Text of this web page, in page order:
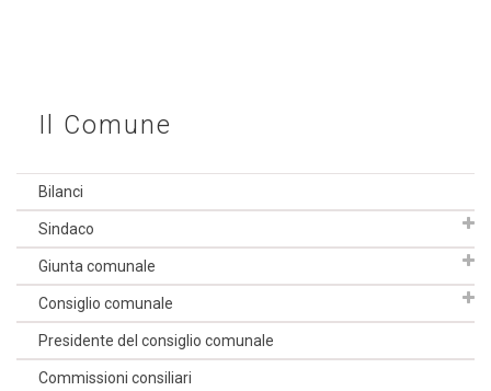
Il Comune
Bilanci
Sindaco
Giunta comunale
Consiglio comunale
Presidente del consiglio comunale
Commissioni consiliari